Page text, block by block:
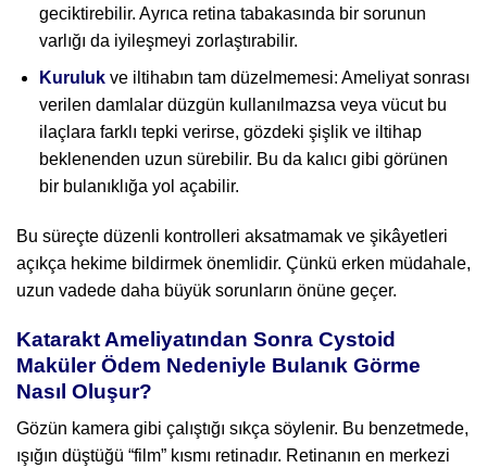
geciktirebilir. Ayrıca retina tabakasında bir sorunun
varlığı da iyileşmeyi zorlaştırabilir.
Kurulukve iltihabın tam düzelmemesi: Ameliyat sonrası
verilen damlalar düzgün kullanılmazsa veya vücut bu
ilaçlara farklı tepki verirse, gözdeki şişlik ve iltihap
beklenenden uzun sürebilir. Bu da kalıcı gibi görünen
bir bulanıklığa yol açabilir.
Bu süreçte düzenli kontrolleri aksatmamak ve şikâyetleri
açıkça hekime bildirmek önemlidir. Çünkü erken müdahale,
uzun vadede daha büyük sorunların önüne geçer.
Katarakt Ameliyatından Sonra Cystoid
Maküler Ödem Nedeniyle Bulanık Görme
Nasıl Oluşur?
Gözün kamera gibi çalıştığı sıkça söylenir. Bu benzetmede,
ışığın düştüğü “film” kısmı retinadır. Retinanın en merkezi